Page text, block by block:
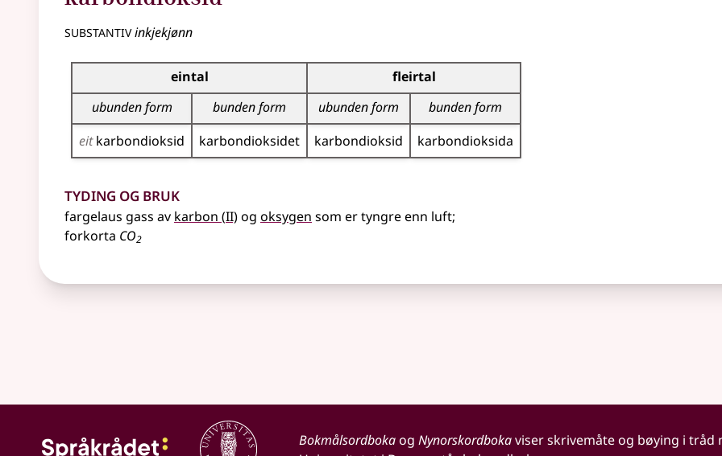
substantivinkjekjønn
Bøyningstabell for dette substantivet
eintal
fleirtal
ubunden form
bunden form ubunden form
bunden form
eitkarbon­dioksid karbon­dioksidet karbon­dioksid karbon­dioksida
Tyding og bruk
fargelaus gass av karbon (2
II)og oksygen som er tyngre enn luft;
forkorta CO2
Bokmålsordbokaog Nynorskordbokaviser skrivemåte og bøying i tråd